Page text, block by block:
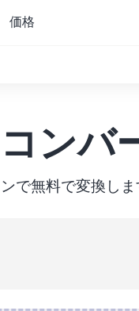
価格
ンバ
で無料で変換しま